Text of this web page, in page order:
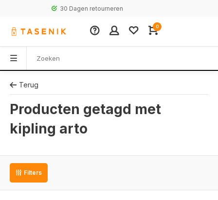
30 Dagen retourneren
0
Terug
Producten getagd met
kipling arto
Filters